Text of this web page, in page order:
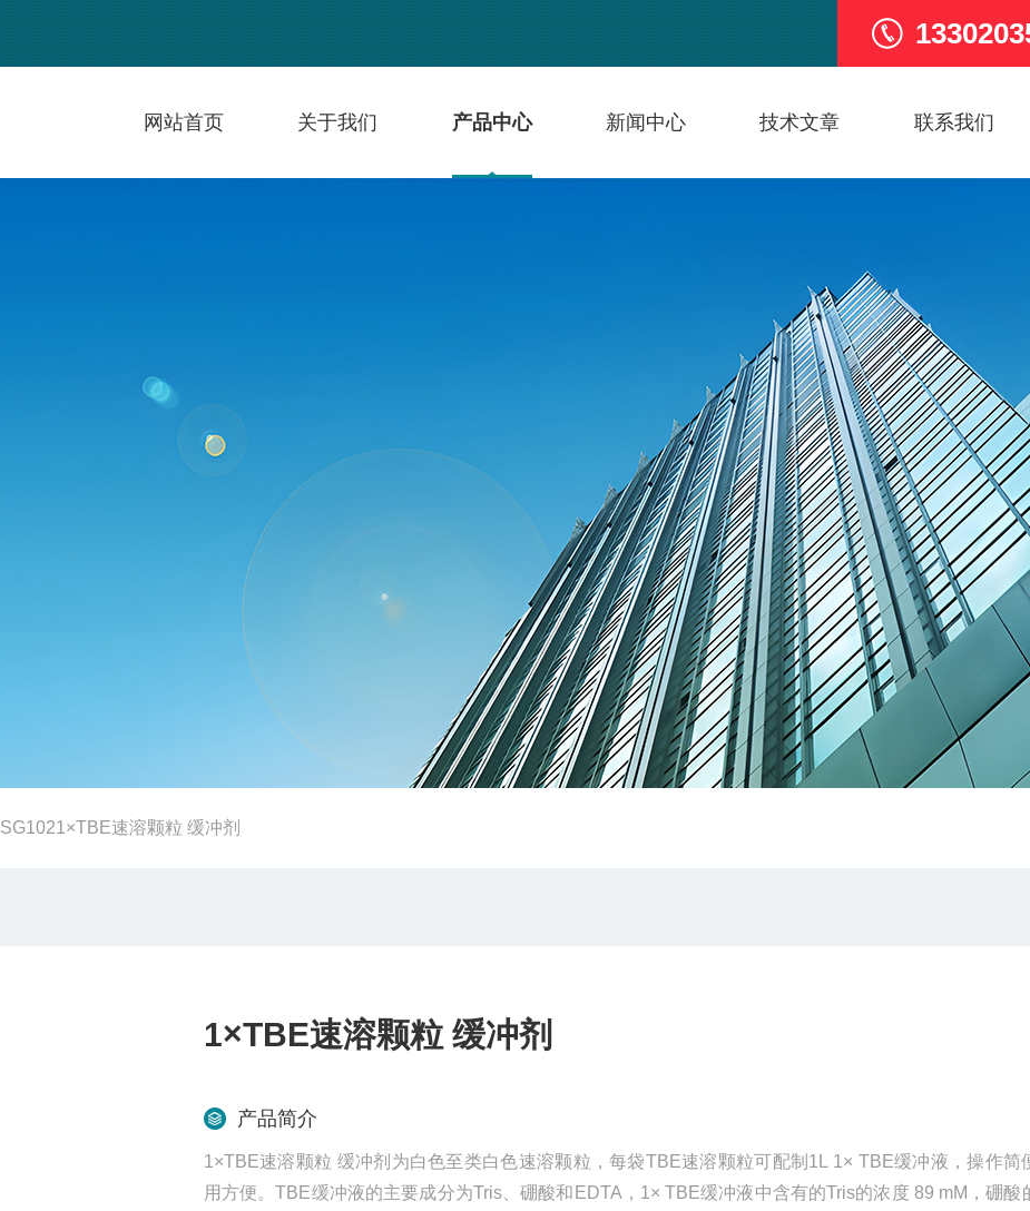
网站首页 关于我们 产品中心 新闻中心 技术文章 联系我们
SG1021×TBE速溶颗粒 缓冲剂
1×TBE速溶颗粒 缓冲剂
产品简介
1×TBE速溶颗粒 缓冲剂为白色至类白色速溶颗粒，每袋TBE速溶颗粒可配制1L 1× TBE缓冲液，操作简
用方便。TBE缓冲液的主要成分为Tris、硼酸和EDTA，1× TBE缓冲液中含有的Tris的浓度 89 mM，硼酸